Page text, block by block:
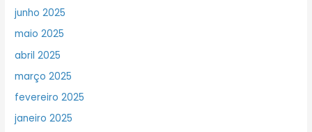
junho 2025
maio 2025
abril 2025
março 2025
fevereiro 2025
janeiro 2025